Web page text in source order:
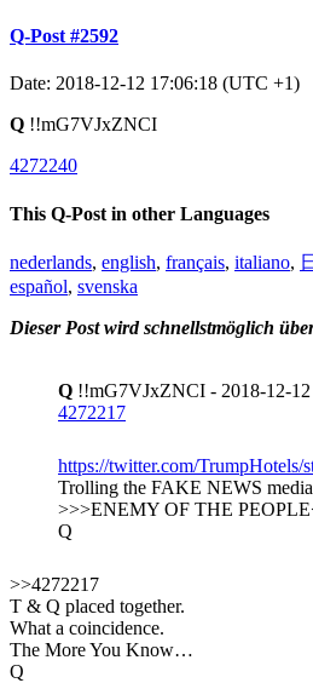
Q-Post #2592
Date: 2018-12-12 17:06:18 (UTC +1)
Q !!mG7VJxZNCI
4272240
This Q-Post in other Languages
nederlands, english, français, italiano,
español, svenska
Dieser Post wird schnellstmöglich
Q !!mG7VJxZNCI - 2018-12-
4272217
https://twitter.com/TrumpHotels/
Trolling the FAKE NEWS
>>>ENEMY OF THE
Q
>>4272217
T & Q placed together.
What a coincidence.
The More You Know…
Q